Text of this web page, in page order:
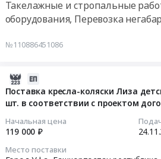
01
Такелажные и стропальные
оборудования, Перевозка
№110886451086
Поставка кресла-коляски Лиза
шт. в соответствии с проектом
Начальная цена
119 000 ₽
Место поставки